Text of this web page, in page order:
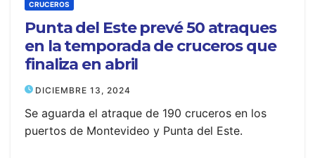
CRUCEROS
Punta del Este prevé 50 atraques
en la temporada de cruceros que
finaliza en abril
DICIEMBRE 13, 2024
Se aguarda el atraque de 190 cruceros en los
puertos de Montevideo y Punta del Este.